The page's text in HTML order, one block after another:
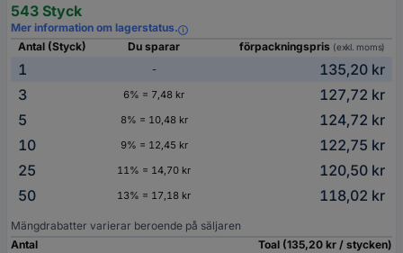
543 Styck
Mer information om lagerstatus.
Antal (Styck)
Du sparar förpackningspris (exkl. moms)
1 -
135,20 kr
3
6% = 7,48 kr
127,72 kr
5
8% = 10,48 kr
124,72 kr
10
9% = 12,45 kr
122,75 kr
25
11% = 14,70 kr
120,50 kr
50
13% = 17,18 kr 118,02 kr
Mängdrabatter varierar beroende på säljaren
Antal
Toal (135,20 kr / stycken)